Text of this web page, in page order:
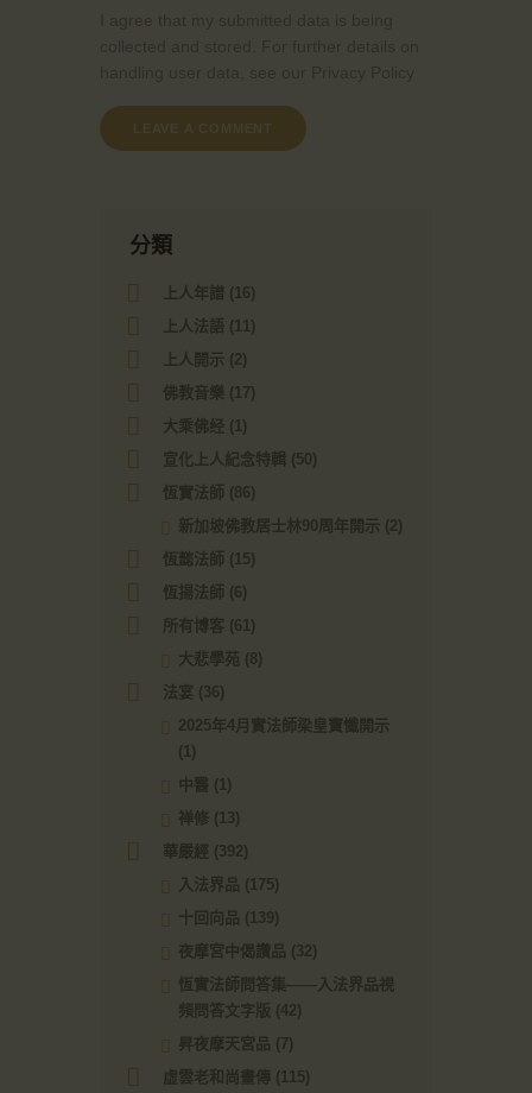
分類
上人年譜 (16)
上人法語 (11)
上人開示 (2)
佛教音樂 (17)
大乘佛经 (1)
宣化上人紀念特輯 (50)
恆實法師 (86)
新加坡佛教居士林90周年開示 (2)
恆懿法師 (15)
恆揚法師 (6)
所有博客 (61)
大悲學苑 (8)
法宴 (36)
2025年4月實法師梁皇寶懺開示
(1)
中醫 (1)
禅修 (13)
華嚴經 (392)
入法界品 (175)
十回向品 (139)
夜摩宮中偈讚品 (32)
恆實法師問答集——入法界品視
頻問答文字版 (42)
昇夜摩天宮品 (7)
虛雲老和尚畫傳
(115)